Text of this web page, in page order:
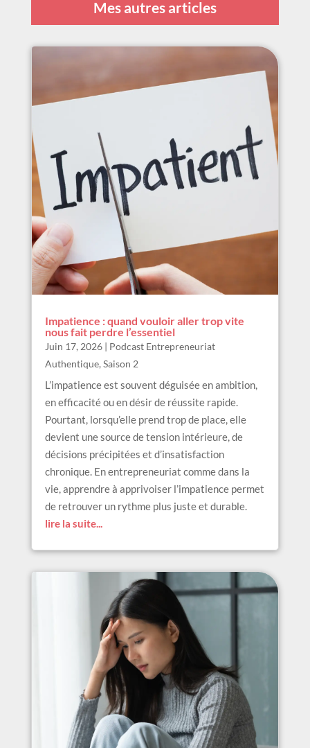
Mes autres articles
Impatience : quand vouloir aller trop vite
nous fait perdre l’essentiel
Juin 17, 2026| Podcast Entrepreneuriat
Authentique, Saison 2
L’impatience est souvent déguisée en ambition,
en efficacité ou en désir de réussite rapide.
Pourtant, lorsqu’elle prend trop de place, elle
devient une source de tension intérieure, de
décisions précipitées et d’insatisfaction
chronique. En entrepreneuriat comme dans la
vie, apprendre à apprivoiser l’impatience permet
de retrouver un rythme plus juste et durable.
lire la suite...